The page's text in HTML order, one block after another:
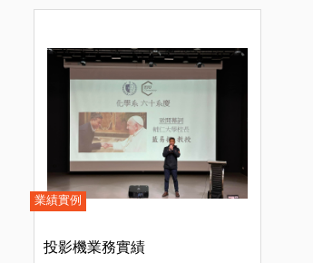
業績實例
投影機業務實績